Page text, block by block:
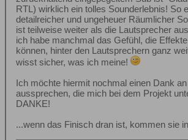
RTL) wirklich ein tolles Sounderlebnis! So
detailreicher und ungeheuer Räumlicher
ist teilweise weiter als die Lautsprecher
ich habe manchmal das Gefühl, die
können, hinter den Lautsprechern ganz
wisst sicher, was ich meine!
Ich möchte hiermit nochmal einen Dank
aussprechen, die mich bei dem Projekt
DANKE!
...wenn das Finisch dran ist, kommen sie